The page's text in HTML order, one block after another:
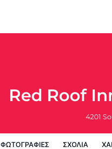
Red Roof
4201
ΦΩΤΟΓΡΑΦΊΕΣ ΣΧΌΛΙΑ